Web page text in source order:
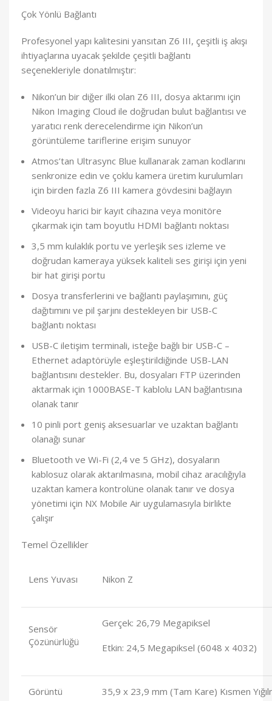
Çok Yönlü Bağlantı
Profesyonel yapı kalitesini yansıtan Z6 III, çeşitli iş akışı
ihtiyaçlarına uyacak şekilde çeşitli bağlantı
seçenekleriyle donatılmıştır:
Nikon’un bir diğer ilki olan Z6 III, dosya aktarımı için
Nikon Imaging Cloud ile doğrudan bulut bağlantısı ve
yaratıcı renk derecelendirme için Nikon’un
görüntüleme tariflerine erişim sunuyor
Atmos’tan Ultrasync Blue kullanarak zaman kodlarını
senkronize edin ve çoklu kamera üretim kurulumları
için birden fazla Z6 III kamera gövdesini bağlayın
Videoyu harici bir kayıt cihazına veya monitöre
çıkarmak için tam boyutlu HDMI bağlantı noktası
3,5 mm kulaklık portu ve yerleşik ses izleme ve
doğrudan kameraya yüksek kaliteli ses girişi için yeni
bir hat girişi portu
Dosya transferlerini ve bağlantı paylaşımını, güç
dağıtımını ve pil şarjını destekleyen bir USB-C
bağlantı noktası
USB-C iletişim terminali, isteğe bağlı bir USB-C –
Ethernet adaptörüyle eşleştirildiğinde USB-LAN
bağlantısını destekler. Bu, dosyaları FTP üzerinden
aktarmak için 1000BASE-T kablolu LAN bağlantısına
olanak tanır
10 pinli port geniş aksesuarlar ve uzaktan bağlantı
olanağı sunar
Bluetooth ve Wi-Fi (2,4 ve 5 GHz), dosyaların
kablosuz olarak aktarılmasına, mobil cihaz aracılığıyla
uzaktan kamera kontrolüne olanak tanır ve dosya
yönetimi için NX Mobile Air uygulamasıyla birlikte
çalışır
Temel Özellikler
Lens Yuvası Nikon Z
Sensör
Çözünürlüğü
Gerçek: 26,79 Megapiksel
Etkin: 24,5 Megapiksel (6048 x 4032)
Görüntü
35,9 x 23,9 mm (Tam Kare) Kısmen